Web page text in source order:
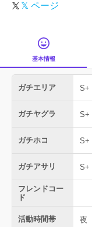
𝕏 ページ
基本情報
ガチエリア S+
ガチヤグラ S+
ガチホコ S+
ガチアサリ S+
フレンドコー
ド
活動時間帯 夜